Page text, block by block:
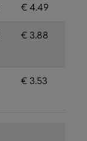
€ 4.49
€ 3.88
€ 3.53